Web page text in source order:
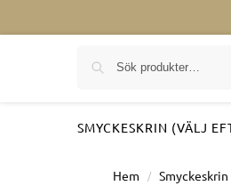
SMYCKESKRIN (VÄLJ
Hem / Smyckeskrin